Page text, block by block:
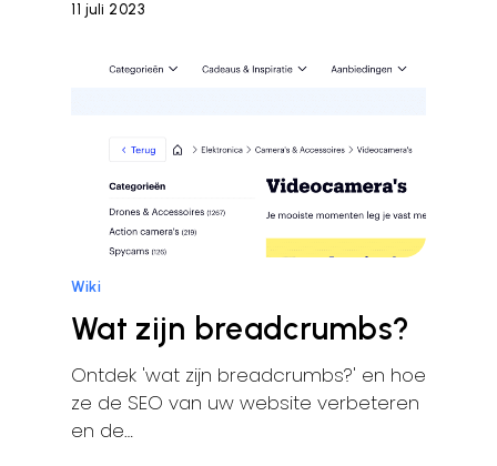
11 juli 2023
Wiki
Wat zijn breadcrumbs?
Ontdek 'wat zijn breadcrumbs?' en hoe
ze de SEO van uw website verbeteren
en de…